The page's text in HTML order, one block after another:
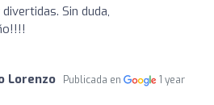
Sin duda,
Lorenzo Publicada en
1 year